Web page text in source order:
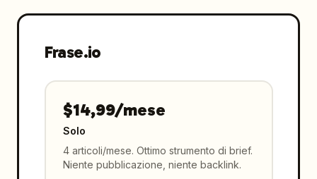
Frase.io
$14,99/mese
Solo
4 articoli/mese. Ottimo strumento di brief.
Niente pubblicazione, niente backlink.